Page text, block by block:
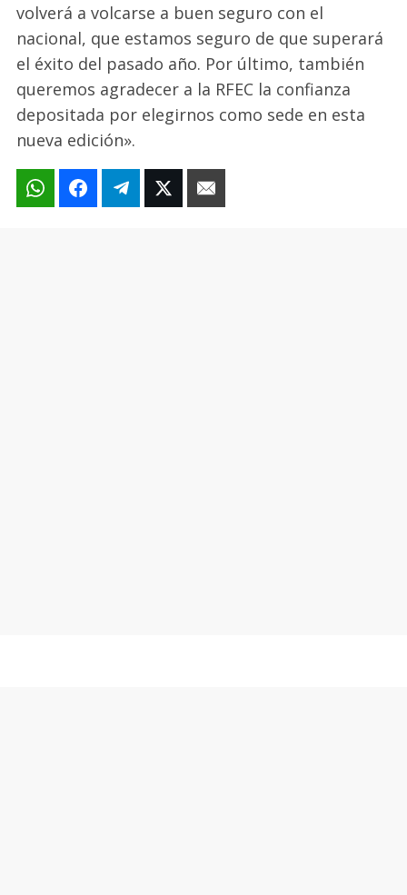
volverá a volcarse a buen seguro con el
nacional, que estamos seguro de que superará
el éxito del pasado año. Por último, también
queremos agradecer a la RFEC la confianza
depositada por elegirnos como sede en esta
nueva edición».